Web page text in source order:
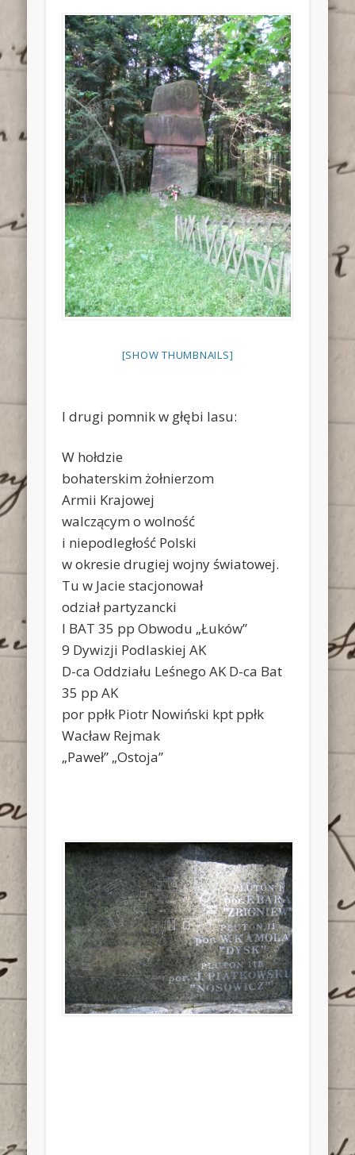
[SHOW THUMBNAILS]
I drugi pomnik w głębi lasu:
W hołdzie
bohaterskim żołnierzom
Armii Krajowej
walczącym o wolność
i niepodległość Polski
w okresie drugiej wojny światowej.
Tu w Jacie stacjonował
odział partyzancki
I BAT 35 pp Obwodu „Łuków”
9 Dywizji Podlaskiej AK
D-ca Oddziału Leśnego AK D-ca Bat
35 pp AK
por ppłk Piotr Nowiński kpt ppłk
Wacław Rejmak
„Paweł” „Ostoja”